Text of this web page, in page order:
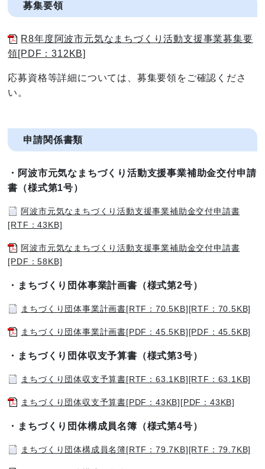
募集要領
R8年度阿波市元気なまちづくり活動支援事業募集要
領[PDF：312KB]
応募資格等詳細については、募集要領をご確認くださ
い。
申請関係書類
・阿波市元気なまちづくり活動支援事業補助金交付申請
書（様式第1号）
阿波市元気なまちづくり活動支援事業補助金交付申請書
[RTF：43KB]
阿波市元気なまちづくり活動支援事業補助金交付申請書
[PDF：58KB]
・まちづくり団体事業計画書（様式第2号）
まちづくり団体事業計画書[RTF：70.5KB][RTF：70.5KB]
まちづくり団体事業計画書[PDF：45.5KB][PDF：45.5KB]
・まちづくり団体収支予算書（様式第3号）
まちづくり団体収支予算書[RTF：63.1KB][RTF：63.1KB]
まちづくり団体収支予算書[PDF：43KB][PDF：43KB]
・まちづくり団体構成員名簿（様式第4号）
まちづくり団体構成員名簿[RTF：79.7KB][RTF：79.7KB]